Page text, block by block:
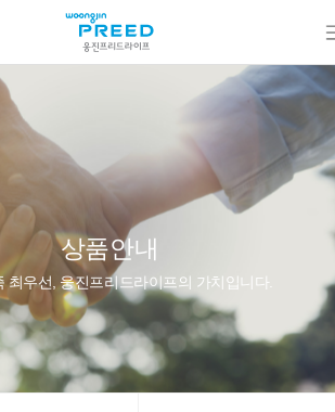
상품안내
최우선, 웅진프리드라이프의 가치입니다.